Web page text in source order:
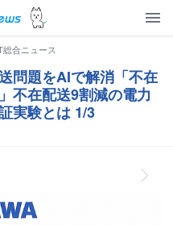
総合ニュース
問題をAIで解消「不在
不在配送9割減の電力
実験とは 1/3